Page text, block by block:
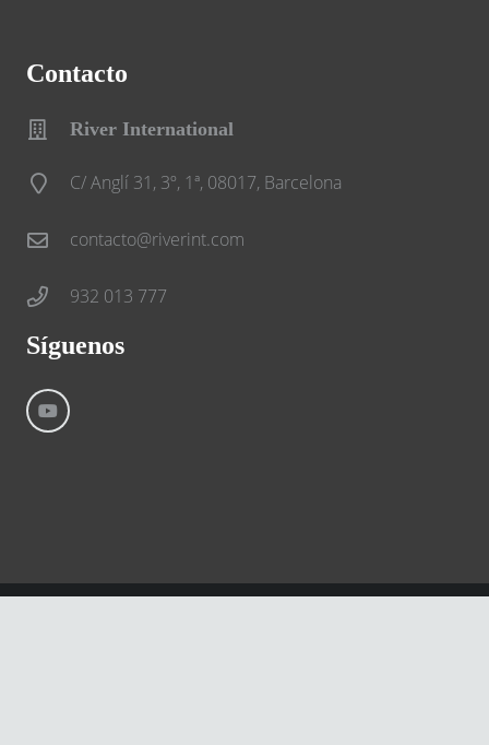
Contacto
River International
C/ Anglí 31, 3º, 1ª, 08017, Barcelona
contacto@riverint.com
932 013 777
Síguenos